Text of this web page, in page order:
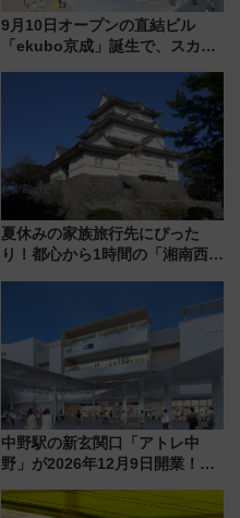
9月10日オープンの直結ビル
「ekubo京成」誕生で、スカイ
新鎌ヶ谷はどう変わる？ 全テナ
ント情報も公開！
夏休みの家族旅行先にぴった
り！都心から1時間の「湘南西エ
島とは異なる魅力を持つ今夏の
中野駅の新玄関口「アトレ中
野」が2026年12月9日開業！新
注目スポット